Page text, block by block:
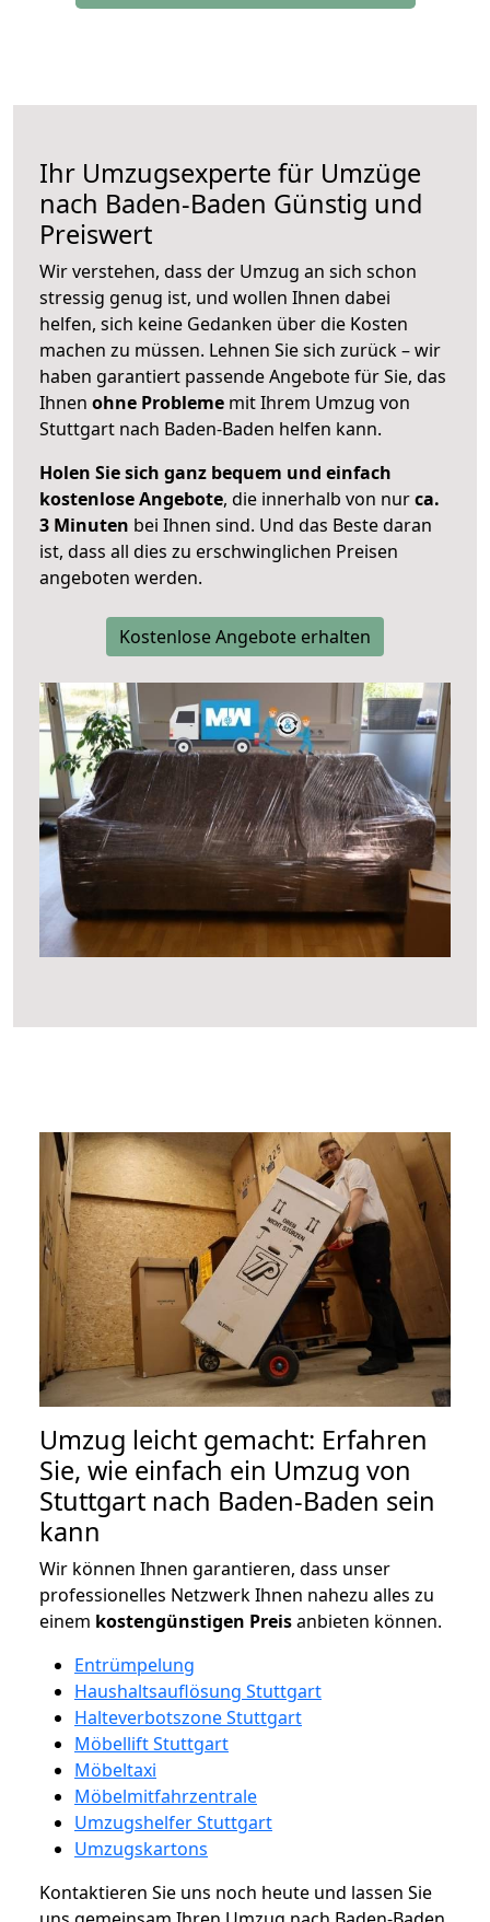
Ihr Umzugsexperte für Umzüge
nach Baden-Baden Günstig und
Preiswert
Wir verstehen, dass der Umzug an sich schon
stressig genug ist, und wollen Ihnen dabei
helfen, sich keine Gedanken über die Kosten
machen zu müssen. Lehnen Sie sich zurück – wir
haben garantiert passende Angebote für Sie, das
Ihnen ohne Probleme mit Ihrem Umzug von
Stuttgart nach Baden-Baden helfen kann.
Holen Sie sich ganz bequem und einfach
kostenlose Angebote, die innerhalb von nurca.
3 Minuten bei Ihnen sind. Und das Beste daran
ist, dass all dies zu erschwinglichen Preisen
angeboten werden.
Kostenlose Angebote erhalten
Umzug leicht gemacht: Erfahren
Sie, wie einfach ein Umzug von
Stuttgart nach Baden-Baden sein
kann
Wir können Ihnen garantieren, dass unser
professionelles Netzwerk Ihnen nahezu alles zu
einem kostengünstigen Preisanbieten können.
Entrümpelung
Haushaltsauflösung Stuttgart
Halteverbotszone Stuttgart
Möbellift Stuttgart
Möbeltaxi
Möbelmitfahrzentrale
Umzugshelfer Stuttgart
Umzugskartons
Kontaktieren Sie uns noch heute und lassen Sie